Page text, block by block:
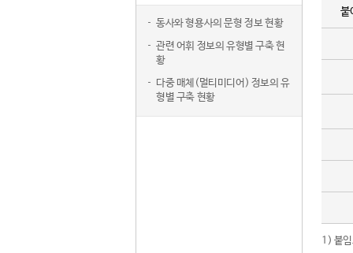
동사와 형용사의 문형 정보 현황
관련 어휘 정보의 유형별 구축 현
황
다중 매체(멀티미디어) 정보의 유
형별 구축 현황
붙
1) 붙